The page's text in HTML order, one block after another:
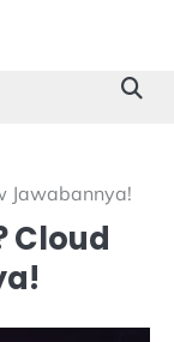
Jawabannya!
Cloud